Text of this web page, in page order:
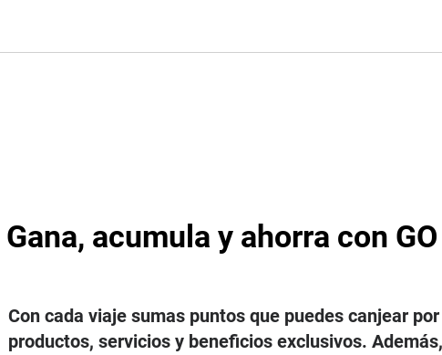
Gana, acumula y ahorra con GO
Con cada viaje sumas puntos que puedes canjear por
productos, servicios y beneficios exclusivos.